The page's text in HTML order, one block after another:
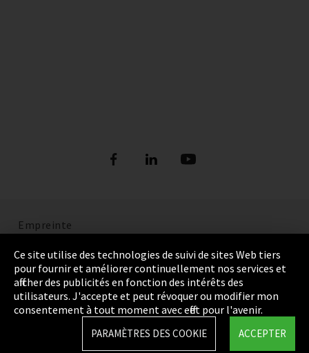
Empreinte
Politique de confidentialité
Cookie Settings
Termes et Conditions
Ce site utilise des technologies de suivi de sites Web tiers
pour fournir et améliorer continuellement nos services et
afficher des publicités en fonction des intérêts des
utilisateurs. J'accepte et peut révoquer ou modifier mon
consentement à tout moment avec effet pour l'avenir.
ACCEPTER
PARAMÈTRES DES COOKIE